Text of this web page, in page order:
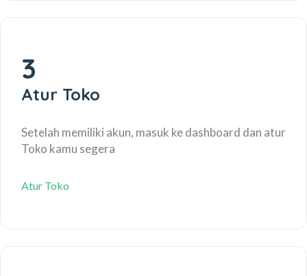
3
Atur Toko
Setelah memiliki akun, masuk ke dashboard dan atur
Toko kamu segera
Atur Toko